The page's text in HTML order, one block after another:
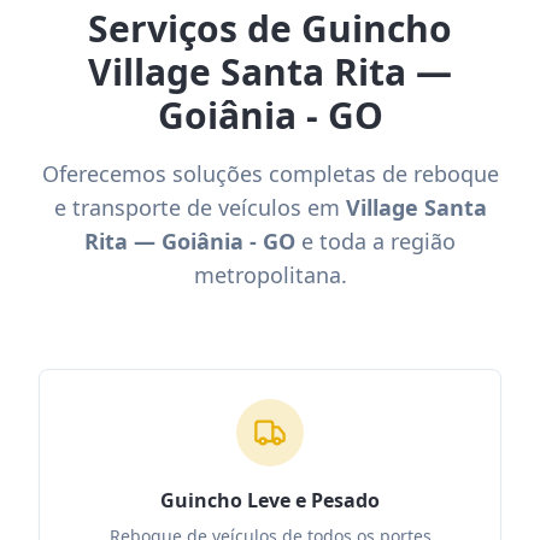
Serviços de Guincho
Village Santa Rita —
Goiânia - GO
Oferecemos soluções completas de reboque
e transporte de veículos em Village Santa
Rita — Goiânia - GO e toda a região
metropolitana.
Guincho Leve e Pesado